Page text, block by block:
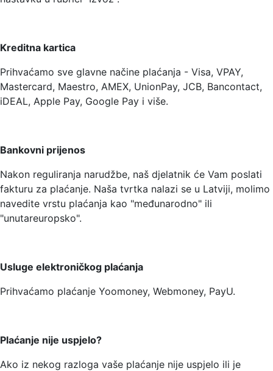
Kreditna kartica
Prihvaćamo sve glavne načine plaćanja - Visa, VPAY,
Mastercard, Maestro, AMEX, UnionPay, JCB, Bancontact,
iDEAL, Apple Pay, Google Pay i više.
Bankovni prijenos
Nakon reguliranja narudžbe, naš djelatnik će Vam poslati
fakturu za plaćanje. Naša tvrtka nalazi se u Latviji, molimo
navedite vrstu plaćanja kao "međunarodno" ili
"unutareuropsko".
Usluge elektroničkog plaćanja
Prihvaćamo plaćanje Yoomoney, Webmoney, PayU.
Plaćanje nije uspjelo?
Ako iz nekog razloga vaše plaćanje nije uspjelo ili je